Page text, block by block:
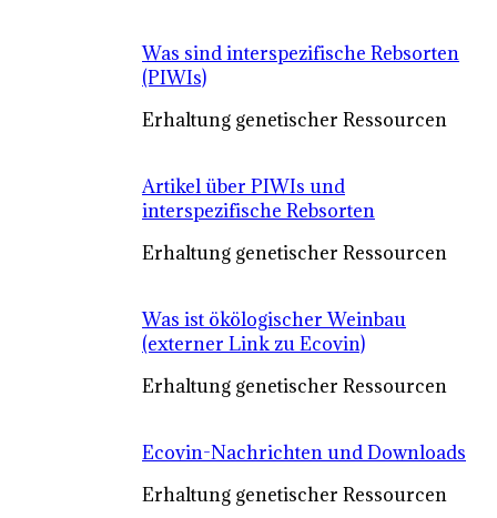
Was sind interspezifische Rebsorten
(PIWIs)
Erhaltung genetischer Ressourcen
Artikel über PIWIs und
interspezifische Rebsorten
Erhaltung genetischer Ressourcen
Was ist ökölogischer Weinbau
(externer Link zu Ecovin)
Erhaltung genetischer Ressourcen
Ecovin-Nachrichten und Downloads
Erhaltung genetischer Ressourcen